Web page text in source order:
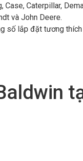
Caterpillar,
và John Deere.
số lắp đặt tương thích